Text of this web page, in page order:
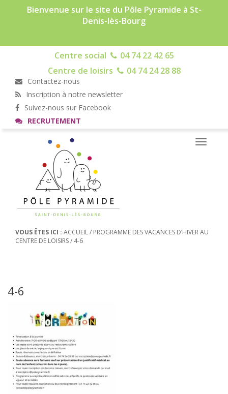
Bienvenue sur le site du Pôle Pyramide à St-
Denis-lès-Bourg
Centre social
04 74 22 42 65
Centre de loisirs
04 74 24 28 88
Contactez-nous
Inscription à notre newsletter
Suivez-nous sur Facebook
RECRUTEMENT
Toggle
VOUS ÊTES ICI : ACCUEIL/ PROGRAMME DES VACANCES D’HIVER AU
CENTRE DE LOISIRS/ 4-6
4-6